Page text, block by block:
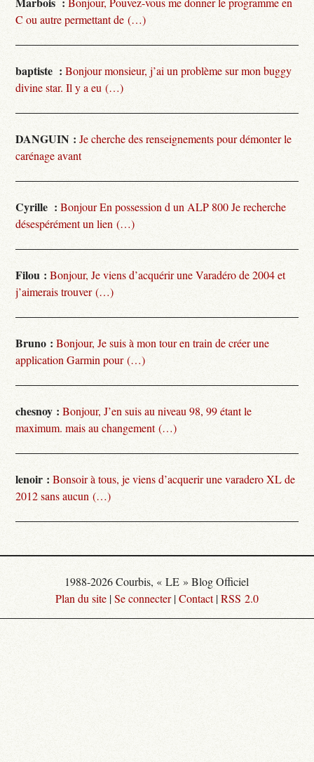
C ou autre permettant de (…)
baptiste : Bonjour monsieur, j’ai un problème sur mon buggy
divine star. Il y a eu (…)
DANGUIN : Je cherche des renseignements pour démonter le
carénage avant
Cyrille : Bonjour En possession d un ALP 800 Je recherche
désespérément un lien (…)
Filou : Bonjour, Je viens d’acquérir une Varadéro de 2004 et
j’aimerais trouver (…)
Bruno : Bonjour, Je suis à mon tour en train de créer une
application Garmin pour (…)
chesnoy : Bonjour, J’en suis au niveau 98, 99 étant le
maximum. mais au changement (…)
lenoir : Bonsoir à tous, je viens d’acquerir une varadero XL de
2012 sans aucun (…)
1988-2026 Courbis, « LE » Blog Officiel
Plan du site |Se connecter|Contact|RSS 2.0